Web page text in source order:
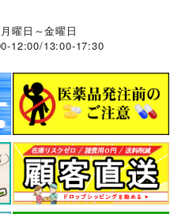
曜日～金曜日
12:00/13:00-17:30